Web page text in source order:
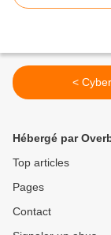
< Cyber
Hébergé par
Top articles
Pages
Contact